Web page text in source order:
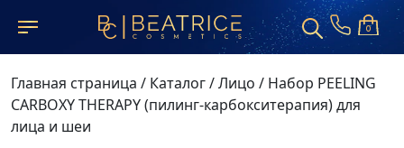
0
Главная страница / Каталог/Лицо / Набор PEELING
CARBOXY THERAPY (пилинг-карбокситерапия) для
лица и шеи